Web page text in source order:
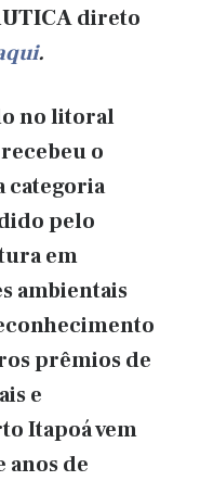
direto
.
no litoral
o
categoria
pelo
em
ambientais
prêmios de
e
Itapoá vem
anos de